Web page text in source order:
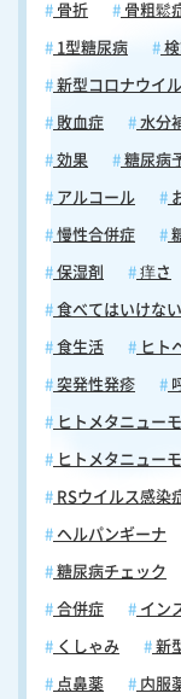
骨折 骨粗鬆
1型糖尿病
新型コロナウイ
敗血症 水分
効果 糖尿病
アルコール
慢性合併症
保湿剤 痒さ
食べてはいけな
食生活 ヒト
突発性発疹
ヒトメタニュー
ヒトメタニュー
RSウイルス感染
ヘルパンギーナ
糖尿病チェック
合併症 イン
くしゃみ 新
点鼻薬 内服